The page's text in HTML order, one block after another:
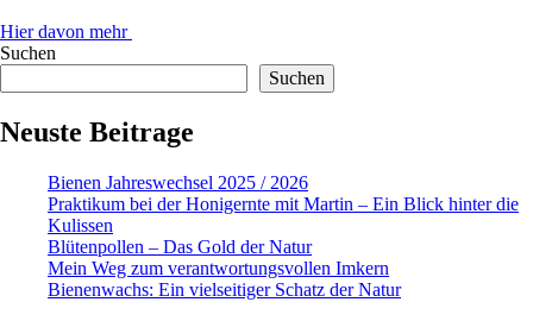
Hier davon mehr
Suchen
Suchen
Neuste Beitrage
Bienen Jahreswechsel 2025 / 2026
Praktikum bei der Honigernte mit Martin – Ein Blick hinter die
Kulissen
Blütenpollen – Das Gold der Natur
Mein Weg zum verantwortungsvollen Imkern
Bienenwachs: Ein vielseitiger Schatz der Natur